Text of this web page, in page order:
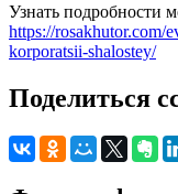
Узнать подробности
https://rosakhutor.com/
korporatsii-shalostey/
Поделиться